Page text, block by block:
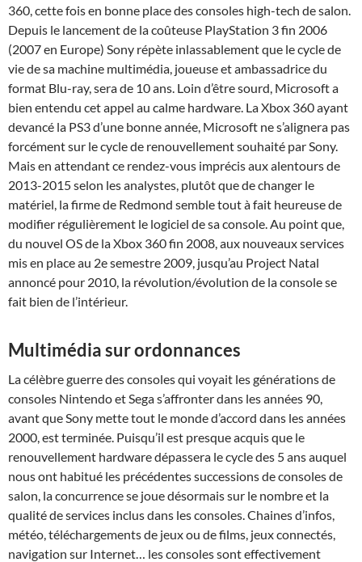
360, cette fois en bonne place des consoles high-tech de salon.
Depuis le lancement de la coûteuse PlayStation 3 fin 2006
(2007 en Europe) Sony répète inlassablement que le cycle de
vie de sa machine multimédia, joueuse et ambassadrice du
format Blu-ray, sera de 10 ans. Loin d’être sourd, Microsoft a
bien entendu cet appel au calme hardware. La Xbox 360 ayant
devancé la PS3 d’une bonne année, Microsoft ne s’alignera pas
forcément sur le cycle de renouvellement souhaité par Sony.
Mais en attendant ce rendez-vous imprécis aux alentours de
2013-2015 selon les analystes, plutôt que de changer le
matériel, la firme de Redmond semble tout à fait heureuse de
modifier régulièrement le logiciel de sa console. Au point que,
du nouvel OS de la Xbox 360 fin 2008, aux nouveaux services
mis en place au 2e semestre 2009, jusqu’au Project Natal
annoncé pour 2010, la révolution/évolution de la console se
fait bien de l’intérieur.
Multimédia sur ordonnances
La célèbre guerre des consoles qui voyait les générations de
consoles Nintendo et Sega s’affronter dans les années 90,
avant que Sony mette tout le monde d’accord dans les années
2000, est terminée. Puisqu’il est presque acquis que le
renouvellement hardware dépassera le cycle des 5 ans auquel
nous ont habitué les précédentes successions de consoles de
salon, la concurrence se joue désormais sur le nombre et la
qualité de services inclus dans les consoles. Chaines d’infos,
météo, téléchargements de jeux ou de films, jeux connectés,
navigation sur Internet… les consoles sont effectivement